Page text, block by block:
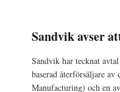
Sandvik avser
Sandvik har tecknat
baserad återförsäljare
Manufacturing) och en